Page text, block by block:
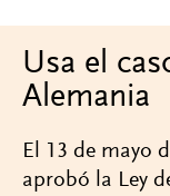
Usa el
Alemania
El 13 de mayo
aprobó la Ley